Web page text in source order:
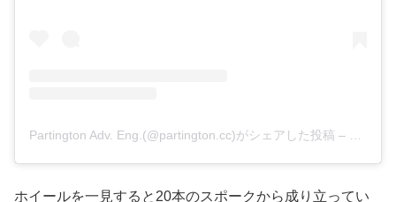
Partington Adv. Eng.(@partington.cc)がシェアした投稿 –
ホイールを一見すると20本のスポークから成り立ってい